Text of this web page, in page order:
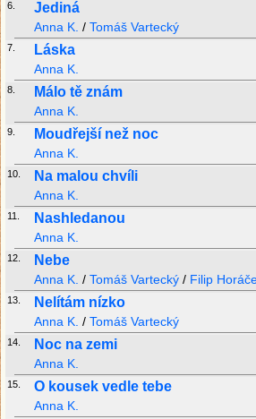
6. Jediná
Anna K. / Tomáš Vartecký
7. Láska
Anna K.
8. Málo tě znám
Anna K.
9. Moudřejší než noc
Anna K.
10. Na malou chvíli
Anna K.
11. Nashledanou
Anna K.
12. Nebe
Anna K. / Tomáš Vartecký / Filip
13. Nelítám nízko
Anna K. / Tomáš Vartecký
14. Noc na zemi
Anna K.
15. O kousek vedle tebe
Anna K.